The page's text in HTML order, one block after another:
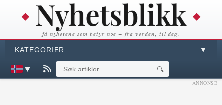
få nyhetene som betyr noe – fra verden, til deg.
KATEGORIER ▼
▼ 🔍
ANNONSE